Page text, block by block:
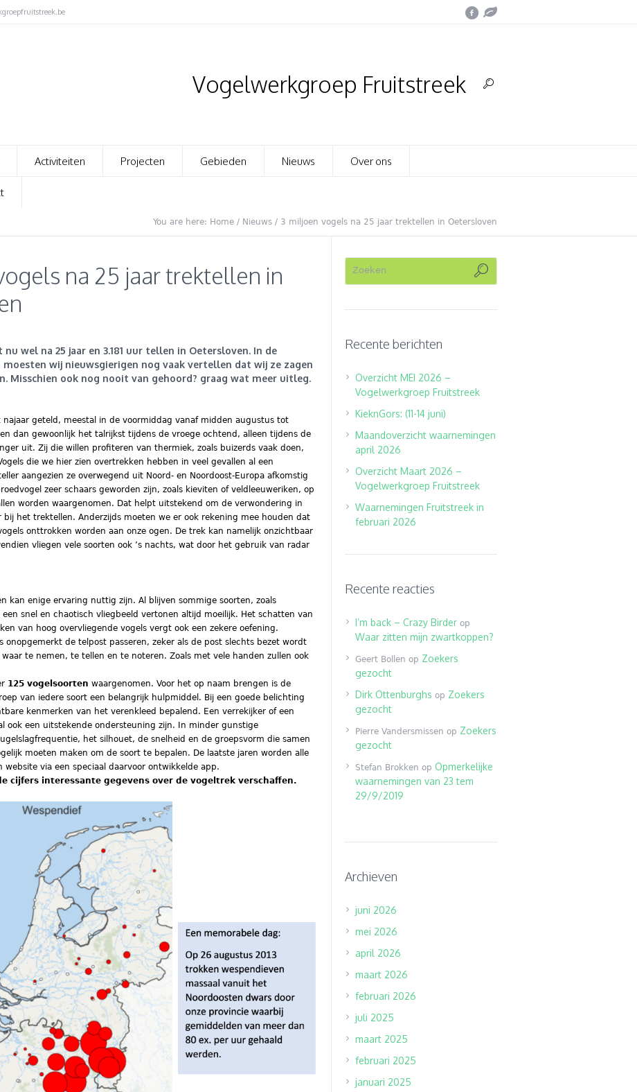
Vogelwerkgroep Fruitstreek
Activiteiten Projecten Gebieden Nieuws Over ons
You are here: Home / Nieuws / 3 miljoen vogels na 25 jaar trektellen in Oetersloven
na 25 jaar trektellen in
wel na 25 jaar en 3.181 uur tellen in Oetersloven. In de
wij nieuwsgierigen nog vaak vertellen dat wij ze zagen
Misschien ook nog nooit van gehoord? graag wat meer uitleg.
najaar geteld, meestal in de voormiddag vanaf midden augustus tot
dan gewoonlijk het talrijkst tijdens de vroege ochtend, alleen tijdens de
uit. Zij die willen profiteren van thermiek, zoals buizerds vaak doen,
die we hier zien overtrekken hebben in veel gevallen al een
aangezien ze overwegend uit Noord- en Noordoost-Europa afkomstig
zeer schaars geworden zijn, zoals kieviten of veldleeuweriken, op
worden waargenomen. Dat helpt uitstekend om de verwondering in
het trektellen. Anderzijds moeten we er ook rekening mee houden dat
onttrokken worden aan onze ogen. De trek kan namelijk onzichtbaar
vliegen vele soorten ook ’s nachts, wat door het gebruik van radar
kan enige ervaring nuttig zijn. Al blijven sommige soorten, zoals
een snel en chaotisch vliegbeeld vertonen altijd moeilijk. Het schatten van
van hoog overvliegende vogels vergt ook een zekere oefening.
onopgemerkt de telpost passeren, zeker als de post slechts bezet wordt
te nemen, te tellen en te noteren. Zoals met vele handen zullen ook
125 vogelsoorten waargenomen. Voor het op naam brengen is de
van iedere soort een belangrijk hulpmiddel. Bij een goede belichting
kenmerken van het verenkleed bepalend. Een verrekijker of een
ook een uitstekende ondersteuning zijn. In minder gunstige
het silhouet, de snelheid en de groepsvorm die samen
moeten maken om de soort te bepalen. De laatste jaren worden alle
via een speciaal daarvoor ontwikkelde app.
cijfers interessante gegevens over de vogeltrek verschaffen.
Recente berichten
Overzicht MEI 2026 –
Vogelwerkgroep Fruitstreek
KieknGors: (11-14 juni)
Maandoverzicht waarnemingen
april 2026
Overzicht Maart 2026 –
Vogelwerkgroep Fruitstreek
Waarnemingen Fruitstreek in
februari 2026
Recente reacties
I’m back – Crazy Birder op
Waar zitten mijn zwartkoppen?
Geert Bollen op Zoekers
gezocht
Dirk Ottenburghs op Zoekers
gezocht
Pierre Vandersmissen op Zoekers
gezocht
Stefan Brokken opOpmerkelijke
waarnemingen van 23 tem
29/9/2019
Archieven
juni 2026
mei 2026
april 2026
maart 2026
februari 2026
juli 2025
maart 2025
februari 2025
januari 2025